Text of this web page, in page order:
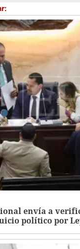
envía a
político por